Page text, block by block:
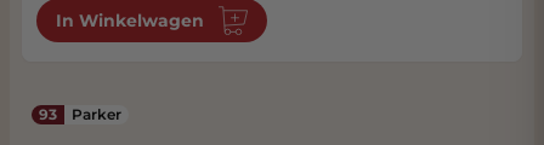
In Winkelwagen
93 Parker